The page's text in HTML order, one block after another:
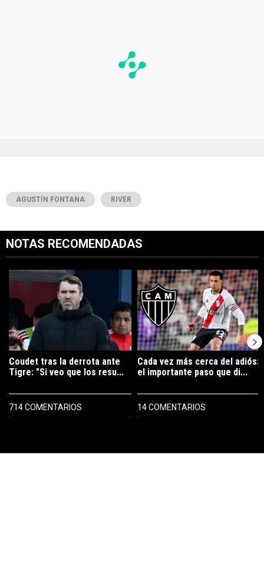
AGUSTÍN FONTANA RIVER
NOTAS RECOMENDADAS
Un artículo de tendencia con el título "Coudet tras la derrota ante
Coudet tras la derrota ante
Tigre: "Si veo que los resu...
714 COMENTARIOS
Un artículo de tendencia con el
Cada vez más cerca del adiós:
el importante paso que di...
14 COMENTARIOS